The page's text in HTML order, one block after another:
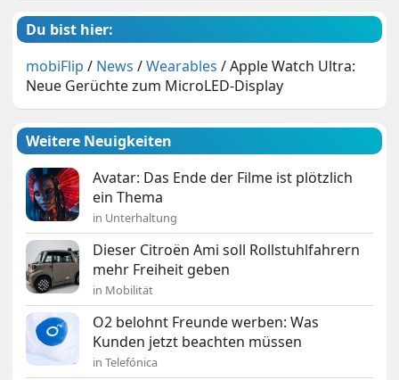
Du bist hier:
mobiFlip / News /Wearables /Apple Watch Ultra:
Neue Gerüchte zum MicroLED-Display
Weitere Neuigkeiten
Avatar: Das Ende der Filme ist plötzlich
ein Thema
in Unterhaltung
Dieser Citroën Ami soll Rollstuhlfahrern
mehr Freiheit geben
in Mobilität
O2 belohnt Freunde werben: Was
Kunden jetzt beachten müssen
in Telefónica